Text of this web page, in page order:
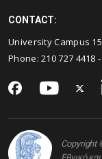
CONTACT:
University Campus
Phone:210 727 4418
Copyright
Εθνικό